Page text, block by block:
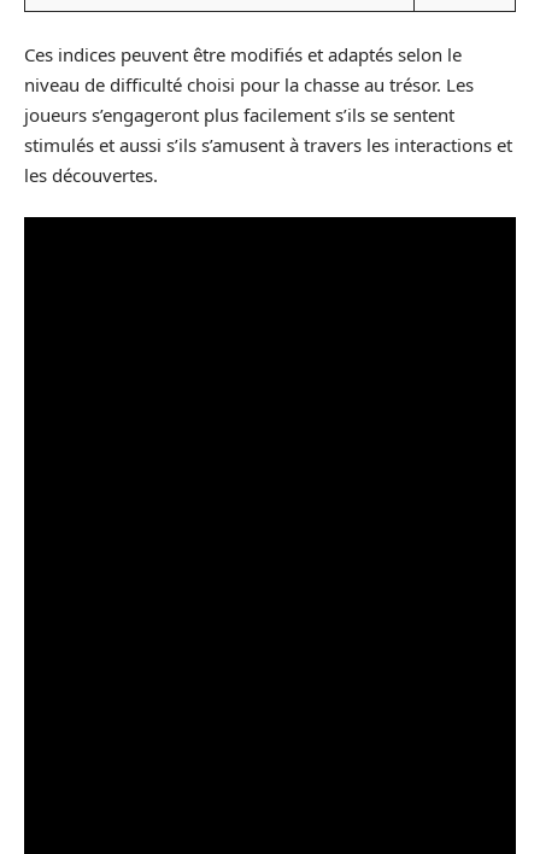
Ces indices peuvent être modifiés et adaptés selon le
niveau de difficulté choisi pour la chasse au trésor. Les
joueurs s’engageront plus facilement s’ils se sentent
stimulés et aussi s’ils s’amusent à travers les interactions et
les découvertes.